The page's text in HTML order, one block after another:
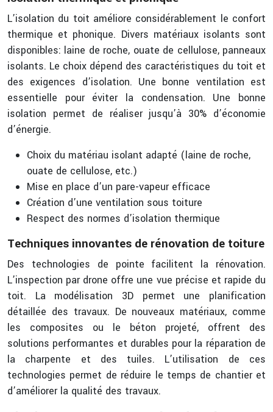
L’isolation du toit améliore considérablement le confort
thermique et phonique. Divers matériaux isolants sont
disponibles: laine de roche, ouate de cellulose, panneaux
isolants. Le choix dépend des caractéristiques du toit et
des exigences d’isolation. Une bonne ventilation est
essentielle pour éviter la condensation. Une bonne
isolation permet de réaliser jusqu’à 30% d’économie
d’énergie.
Choix du matériau isolant adapté (laine de roche,
ouate de cellulose, etc.)
Mise en place d’un pare-vapeur efficace
Création d’une ventilation sous toiture
Respect des normes d’isolation thermique
Techniques innovantes de rénovation de toiture
Des technologies de pointe facilitent la rénovation.
L’inspection par drone offre une vue précise et rapide du
toit. La modélisation 3D permet une planification
détaillée des travaux. De nouveaux matériaux, comme
les composites ou le béton projeté, offrent des
solutions performantes et durables pour la réparation de
la charpente et des tuiles. L’utilisation de ces
technologies permet de réduire le temps de chantier et
d’améliorer la qualité des travaux.